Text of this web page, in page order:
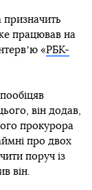
працював на
«РБК-
він додав,
прокурора
про двох
поруч із
він.